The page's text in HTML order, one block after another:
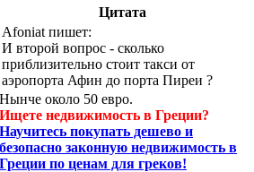
Цитата
Afoniat пишет:
И второй вопрос - сколько
приблизительно стоит такси от
аэропорта Афин до порта Пиреи ?
Нынче около 50 евро.
Ищете недвижимость в Греции?
Научитесь покупать дешево и
безопасно законную недвижимость в
Греции по ценам для греков!